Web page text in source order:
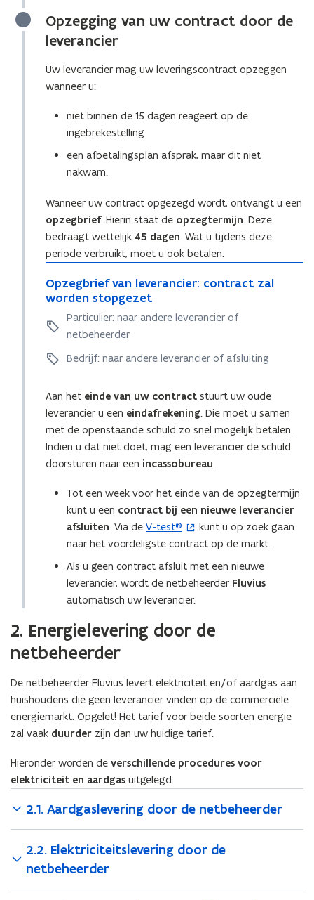
n
e
v
n
e
r
)
Opzegging van uw contract door de
leverancier
Uw leverancier mag uw leveringscontract opzeggen
wanneer u:
niet binnen de 15 dagen reageert op de
ingebrekestelling
een afbetalingsplan afsprak, maar dit niet
nakwam.
Wanneer uw contract opgezegd wordt, ontvangt u een
opzegbrief. Hierin staat de opzegtermijn. Deze
bedraagt wettelijk 45 dagen. Wat u tijdens deze
periode verbruikt, moet u ook betalen.
p
z
g
r
f
v
a
n
l
c
o
t
r
a
t
z
a
l
o
r
e
n
s
Opzegbrief van leverancier: contract zal
worden stopgezet
O
p
e
b
e
f
v
a
n
:
c
n
t
a
c
z
a
w
o
d
e
n
Particulier: naar andere leverancier of
netbeheerder
Bedrijf: naar andere leverancier of afsluiting
Aan het einde van uw contract stuurt uw oude
leverancier u een eindafrekening. Die moet u samen
met de openstaande schuld zo snel mogelijk betalen.
Indien u dat niet doet, mag een leverancier de schuld
doorsturen naar een incassobureau.
Tot een week voor het einde van de opzegtermijn
kunt u een contract bij een nieuwe leverancier
afsluiten. Via de V-test®
(
o
p
e
n
i
n
i
e
u
w
e
n
t
e
r
kunt u op zoek gaan
naar het voordeligste contract op de markt.
Als u geen contract afsluit met een nieuwe
leverancier, wordt de netbeheerder Fluvius
automatisch uw leverancier.
2. Energielevering door de
netbeheerder
De netbeheerder Fluvius levert elektriciteit en/of aardgas aan
huishoudens die geen leverancier vinden op de commerciële
energiemarkt. Opgelet! Het tarief voor beide soorten energie
zal vaak duurder zijn dan uw huidige tarief.
Hieronder worden de verschillende procedures voor
elektriciteit en aardgas uitgelegd:
2.1. Aardgaslevering door de netbeheerder
2.2. Elektriciteitslevering door de
netbeheerder